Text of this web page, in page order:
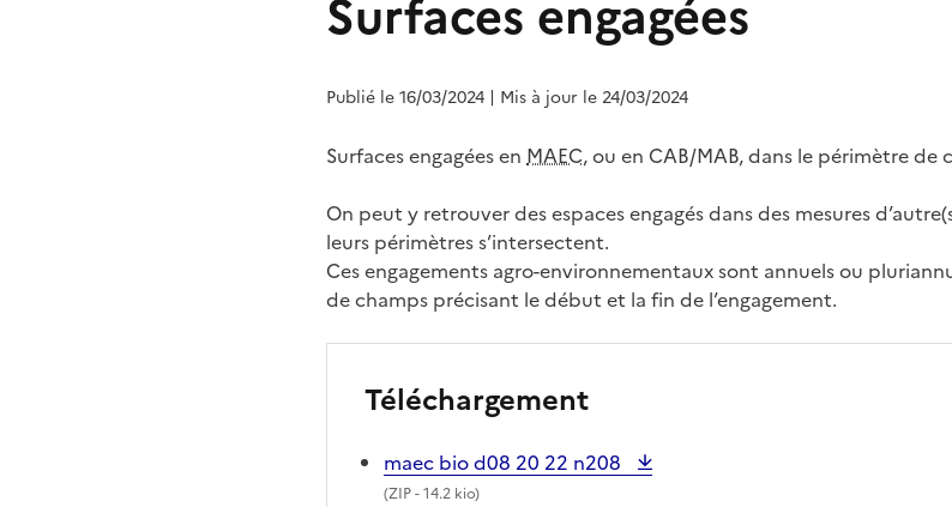
Surfaces engagées
Publié le 16/03/2024 | Mis à jour le 24/03/2024
Surfaces engagées en MAEC, ou en CAB/MAB, dans le périmètre de
On peut y retrouver des espaces engagés dans des mesures
leurs périmètres s’intersectent.
Ces engagements agro-environnementaux sont annuels ou
de champs précisant le début et la fin de l’engagement.
Téléchargement
maec bio d08 20 22 n208
(ZIP- 14.2 kio)